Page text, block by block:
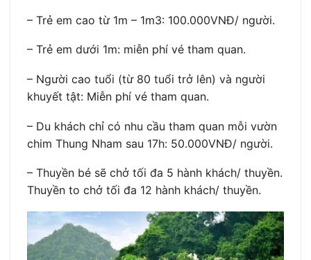
– Trẻ em cao từ 1m – 1m3: 100.000VNĐ/ người.
– Trẻ em dưới 1m: miễn phí vé tham quan.
– Người cao tuổi (từ 80 tuổi trở lên) và người
khuyết tật: Miễn phí vé tham quan.
– Du khách chỉ có nhu cầu tham quan mỗi vườn
chim Thung Nham sau 17h: 50.000VNĐ/ người.
– Thuyền bé sẽ chở tối đa 5 hành khách/ thuyền.
Thuyền to chở tối đa 12 hành khách/ thuyền.